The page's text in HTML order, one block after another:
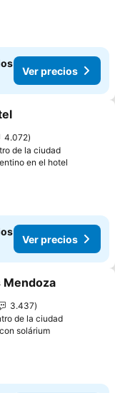
Ver precios
4.072
de la ciudad
en el hotel
Ver precios
Mendoza
3.437
de la ciudad
soláriumVer precios